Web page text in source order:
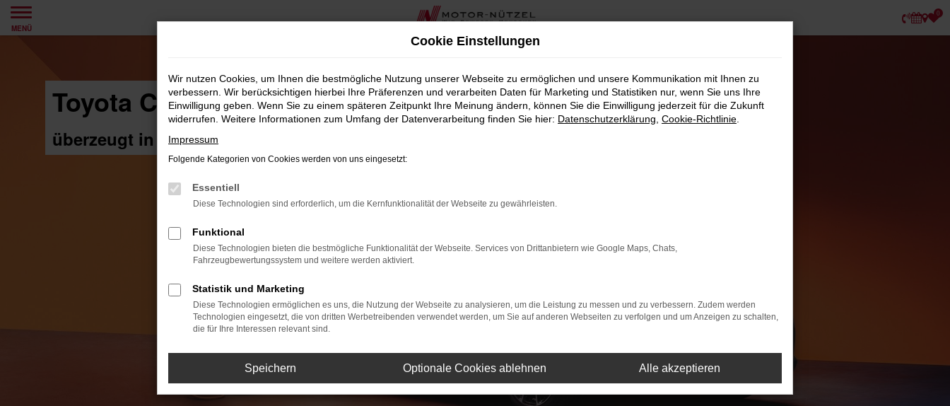
Zum
Hauptinhalt
MENÜ
0
Toyota C-HR Hybrid und Plug-in Hybrid
überzeugt in der AUTO BILD-Kaufentscheidungsstudie
Cookie Einstellungen
Wir nutzen Cookies, um Ihnen die bestmögliche Nutzung unserer Webseite zu ermöglichen und unsere Kommunikation mit Ihnen zu
verbessern. Wir berücksichtigen hierbei Ihre Präferenzen und verarbeiten Daten für Marketing und Statistiken nur, wenn Sie uns Ihre
Einwilligung geben. Wenn Sie zu einem späteren Zeitpunkt Ihre Meinung ändern, können Sie die Einwilligung jederzeit für die Zukunft
widerrufen. Weitere Informationen zum Umfang der Datenverarbeitung finden Sie hier: Datenschutzerklärung Cookie-Richtlinie
Impressum
Folgende Kategorien von Cookies werden von uns eingesetzt:
Essentiell
Diese Technologien sind erforderlich, um die Kernfunktionalität der Webseite zu gewährleisten.
Funktional
Diese Technologien bieten die bestmögliche Funktionalität der Webseite. Services von Drittanbietern wie Google Maps, Chats,
Fahrzeugbewertungssystem und weitere werden aktiviert.
Statistik und Marketing
Diese Technologien ermöglichen es uns, die Nutzung der Webseite zu analysieren, um die Leistung zu messen und zu verbessern. Zudem werden
Technologien eingesetzt, die von dritten Werbetreibenden verwendet werden, um Sie auf anderen Webseiten zu verfolgen und um Anzeigen zu schalten,
die für Ihre Interessen relevant sind.
Speichern Optionale Cookies ablehnen Alle akzeptieren